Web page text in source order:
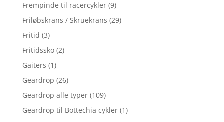
Frempinde til racercykler (9)
Friløbskrans / Skruekrans (29)
Fritid (3)
Fritidssko (2)
Gaiters (1)
Geardrop (26)
Geardrop alle typer (109)
Geardrop til Bottechia cykler (1)